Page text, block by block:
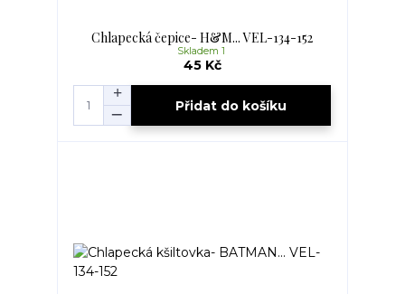
Chlapecká čepice- H&M... VEL-134-152
45 Kč
Skladem 1
Přidat do košíku